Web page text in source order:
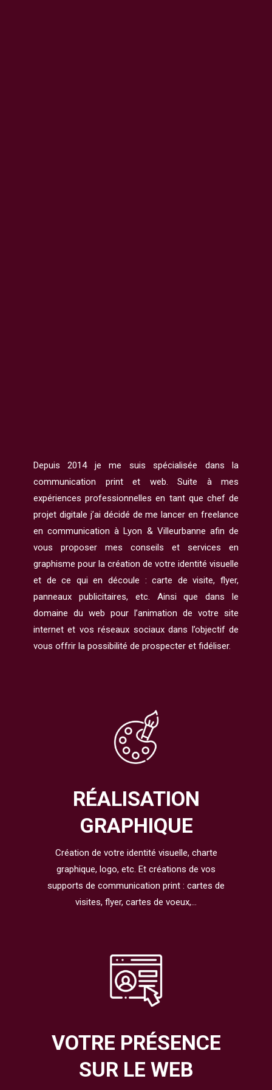
Depuis 2014 je me suis spécialisée dans la
communication print et web. Suite à mes
expériences professionnelles en tant que chef de
projet digitale j’ai décidé de me lancer en freelance
en communication à Lyon & Villeurbanne afin de
vous proposer mes conseils et services en
graphisme pour la création de votre identité visuelle
et de ce qui en découle : carte de visite, flyer,
panneaux publicitaires, etc. Ainsi que dans le
domaine du web pour l’animation de votre site
internet et vos réseaux sociaux dans l’objectif de
vous offrir la possibilité de prospecter et fidéliser.
RÉALISATION
GRAPHIQUE
Création de votre identité visuelle, charte
graphique, logo, etc. Et créations de vos
supports de communication print : cartes de
visites, flyer, cartes de voeux,…
VOTRE PRÉSENCE
SUR LE WEB